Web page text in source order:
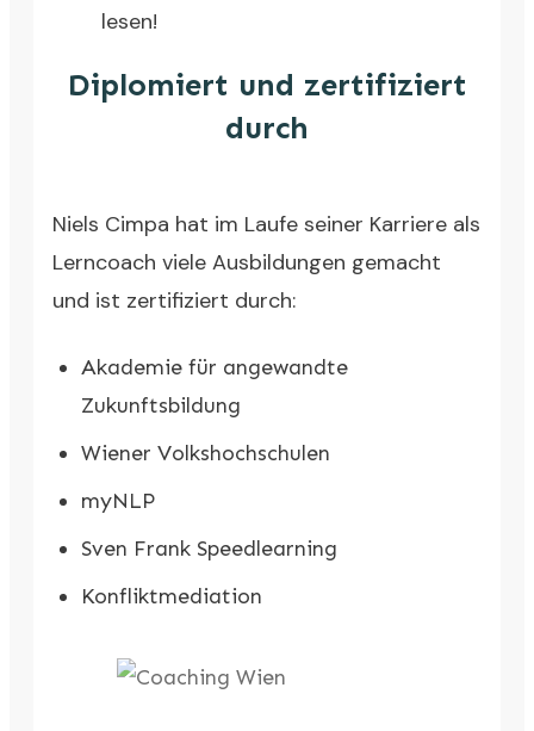
lesen!
Diplomiert und zertifiziert
durch
Niels Cimpa hat im Laufe seiner Karriere als
Lerncoach viele Ausbildungen gemacht
und ist zertifiziert durch:
Akademie für angewandte
Zukunftsbildung
Wiener Volkshochschulen
myNLP
Sven Frank Speedlearning
Konfliktmediation